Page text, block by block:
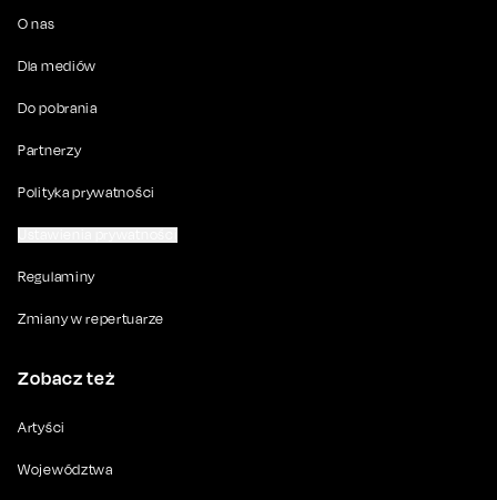
O nas
Dla mediów
Do pobrania
Partnerzy
Polityka prywatności
Regulaminy
Zmiany w repertuarze
Zobacz też
Artyści
Województwa